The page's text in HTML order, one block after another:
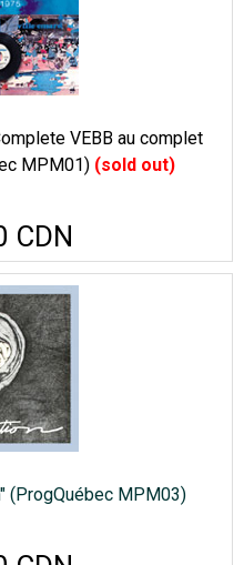
VEBB au complet
MPM01) (sold out)
CDN
(ProgQuébec MPM03)